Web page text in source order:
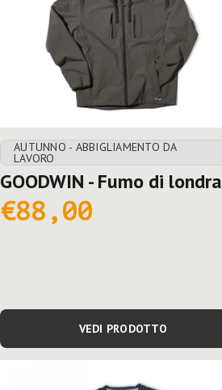
AUTUNNO - ABBIGLIAMENTO DA
LAVORO
GOODWIN - Fumo di londra
€88,00
VEDI PRODOTTO